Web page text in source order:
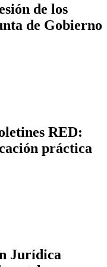
de los
de Gobierno
RED:
práctica
Jurídica